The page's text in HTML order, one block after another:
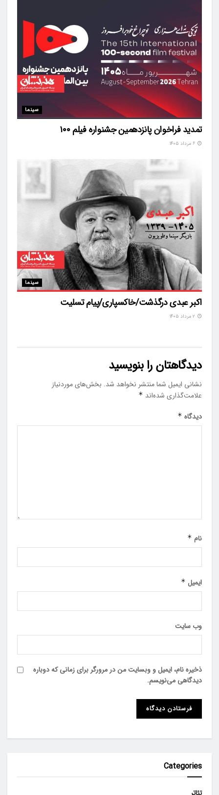
سینما
تمدید فراخوان پانزدهمین جشنواره فیلم ۱۰۰
سینما
اکبر عبدی درگذشت/خاکسپاری/پیام تسلیت
دیدگاهتان را بنویسید
نشانی ایمیل شما منتشر نخواهد شد. بخش‌های موردنیاز
علامت‌گذاری شده‌اند *
دیدگاه *
نام *
ایمیل *
وب‌ سایت
ذخیره نام، ایمیل و وبسایت من در مرورگر برای زمانی که دوباره
دیدگاهی می‌نویسم.
Categories